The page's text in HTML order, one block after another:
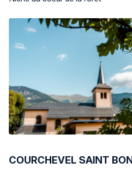
COURCHEVEL SAINT